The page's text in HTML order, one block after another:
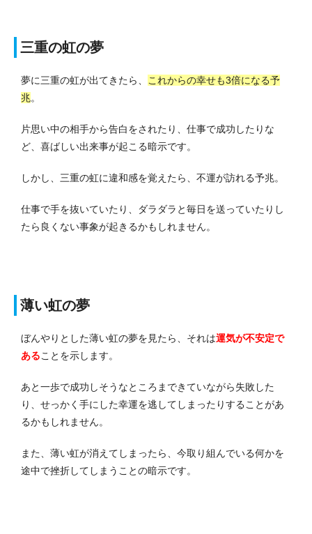
三重の虹の夢
夢に三重の虹が出てきたら、
これからの幸せも3倍になる予
兆。
片思い中の相手から告白をされたり、仕事で成功したりな
ど、喜ばしい出来事が起こる暗示です。
しかし、三重の虹に違和感を覚えたら、不運が訪れる予兆。
仕事で手を抜いていたり、ダラダラと毎日を送っていたりし
たら良くない事象が起きるかもしれません。
薄い虹の夢
ぼんやりとした薄い虹の夢を見たら、それは運気が不安定で
あることを示します。
あと一歩で成功しそうなところまできていながら失敗した
り、せっかく手にした幸運を逃してしまったりすることがあ
るかもしれません。
また、薄い虹が消えてしまったら、今取り組んでいる何かを
途中で挫折してしまうことの暗示です。